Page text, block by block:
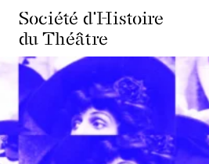
Société d'Histoire
du Théâtre